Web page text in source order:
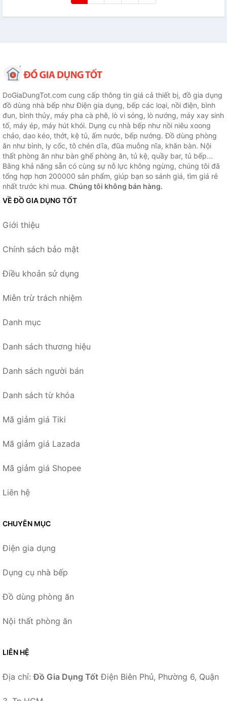
DoGiaDungTot.com cung cấp thông tin giá cả thiết bị, đồ gia dụng
đồ dùng nhà bếp như Điện gia dụng, bếp các loại, nồi điện, bình
đun, bình thủy, máy pha cà phê, lò vi sóng, lò nướng, máy xay sinh
tố, máy ép, máy hút khói. Dụng cụ nhà bếp như nồi niêu xoong
chảo, dao kéo, thớt, kệ tủ, ấm nước, bếp nướng. Đồ dùng phòng
ăn như bình, ly cốc, tô chén dĩa, đũa muỗng nĩa, khăn bàn. Nội
thất phòng ăn như bàn ghế phòng ăn, tủ kệ, quầy bar, tủ bếp...
Bằng khả năng sẵn có cùng sự nỗ lực không ngừng, chúng tôi đã
tổng hợp hơn 200000 sản phẩm, giúp bạn so sánh giá, tìm giá rẻ
nhất trước khi mua. Chúng tôi không bán hàng.
VỀ ĐỒ GIA DỤNG TỐT
Giới thiệu
Chính sách bảo mật
Điều khoản sử dụng
Miễn trừ trách nhiệm
Danh mục
Danh sách thương hiệu
Danh sách người bán
Danh sách từ khóa
Mã giảm giá Tiki
Mã giảm giá Lazada
Mã giảm giá Shopee
Liên hệ
CHUYÊN MỤC
Điện gia dụng
Dụng cụ nhà bếp
Đồ dùng phòng ăn
Nội thất phòng ăn
LIÊN HỆ
Địa chỉ:Đồ Gia Dụng Tốt Điện Biên Phủ, Phường 6, Quận